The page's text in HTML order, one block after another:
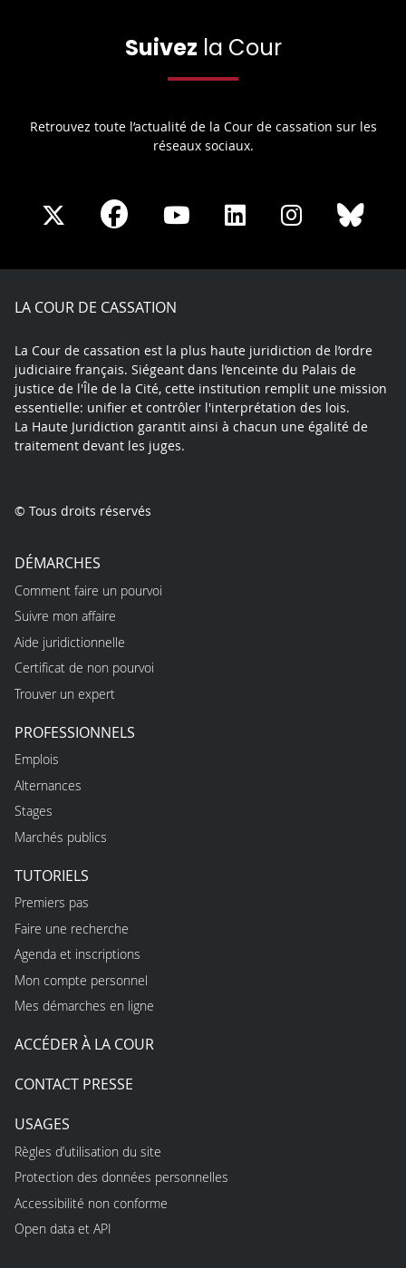
Suivez la Cour
Retrouvez toute l’actualité de la Cour de cassation sur les
réseaux sociaux.
Share
X
Share
Facebook
Share
Youtube
Share
LinkedIn
Share
Instagram
LA COUR DE CASSATION
La Cour de cassation est la plus haute juridiction de l’ordre
judiciaire français. Siégeant dans l’enceinte du Palais de
justice de l'Île de la Cité, cette institution remplit une mission
essentielle: unifier et contrôler l'interprétation des lois.
La Haute Juridiction garantit ainsi à chacun une égalité de
traitement devant les juges.
© Tous droits réservés
DÉMARCHES
Comment faire un pourvoi
Suivre mon affaire
Aide juridictionnelle
Certificat de non pourvoi
Trouver un expert
PROFESSIONNELS
Emplois
Alternances
Stages
Marchés publics
TUTORIELS
Premiers pas
Faire une recherche
Agenda et inscriptions
Mon compte personnel
Mes démarches en ligne
ACCÉDER À LA COUR
CONTACT PRESSE
USAGES
Règles d’utilisation du site
Protection des données personnelles
Accessibilité non conforme
Open data et API